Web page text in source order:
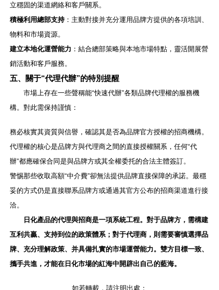
立穩固的渠道網絡和客戶關系。
積極利用總部支持：主動對接并充分運用品牌方提供的各項培訓、
物料和市場資源。
建立本地化運營能力 ：結合總部策略與本地市場特點，靈活開展營
銷活動和客戶服務。
五、關于“代理代辦”的特別提醒
市場上存在一些聲稱能“快速代辦”各類品牌代理權的服務機
構。對此需保持謹慎：
務必核實其資質與信譽，確認其是否為品牌官方授權的招商機構。
代理權的核心是品牌方與代理商之間的直接授權關系，任何“代
辦”都應確保合同是與品牌方或其全權委托的合法主體簽訂。
警惕那些收取高額“中介費”卻無法提供品牌直接保障的承諾。最穩
妥的方式仍是直接聯系品牌方或通過其官方公布的招商渠道進行接
洽。
日化產品的代理與招商是一項系統工程。對于品牌方，需構建
互利共贏、支持到位的政策體系；對于代理商，則需要審慎選擇品
牌、充分理解政策、并具備扎實的市場運營能力。雙方目標一致、
攜手共進，才能在日化市場的紅海中開辟出自己的藍海。
如若轉載，請注明出處：